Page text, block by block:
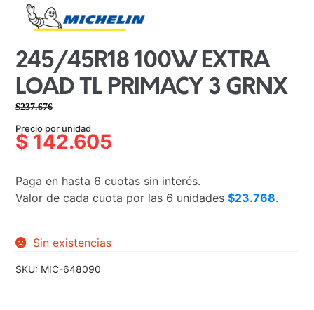
245/45R18 100W EXTRA
LOAD TL PRIMACY 3 GRNX
$237.676
precio
original
$237.676.
precio
actual
$142.605.
Precio por unidad
$ 142.605
Paga en hasta 6 cuotas sin interés.
Valor de cada cuota por las 6 unidades$23.768.
Sin existencias
SKU: MIC-648090